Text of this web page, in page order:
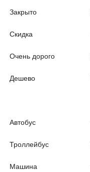
Закрыто
Скидка
Очень дорого
Дешево
Автобус
Троллейбус
Машина